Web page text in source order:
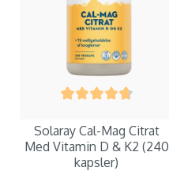
Solaray Cal-Mag Citrat
Med Vitamin D & K2 (240
kapsler)